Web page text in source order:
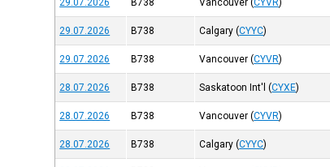
29.07.2026 B738 Vancouver (CYVR)
29.07.2026 B738 Calgary (CYYC)
29.07.2026 B738 Vancouver (CYVR)
28.07.2026 B738 Saskatoon Int'l (CYXE)
28.07.2026 B738 Vancouver (CYVR)
28.07.2026 B738 Calgary (CYYC)